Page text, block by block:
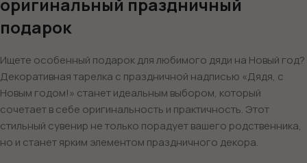
подарок
Ищете особенный подарок для любимого дяди на Новый год?
Декоративная тарелка с праздничной надписью «Дядя, с
Новым годом!» станет идеальным выбором, который
сочетает в себе оригинальность и практичность. Этот
стильный сувенир не только порадует вашего родственника,
но и станет ярким элементом праздничного декора.